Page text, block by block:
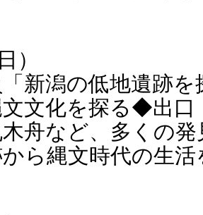
）
新潟の低地遺跡
文文化を探る◆出口
木舟など、多くの
ら縄文時代の生